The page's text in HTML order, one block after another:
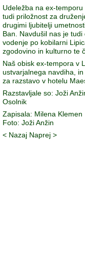
Udeležba na ex-
tudi priložnost za
drugimi ljubitelji
Ban. Navdušil nas je
vodenje po kobilarni
zgodovino in kulturno te
Naš obisk ex-tempora v
ustvarjalnega navdiha,
za razstavo v hotelu
Razstavljale so: Joži
Osolnik
Zapisala: Milena Klemen
Foto: Joži Anžin
< Nazaj Naprej >